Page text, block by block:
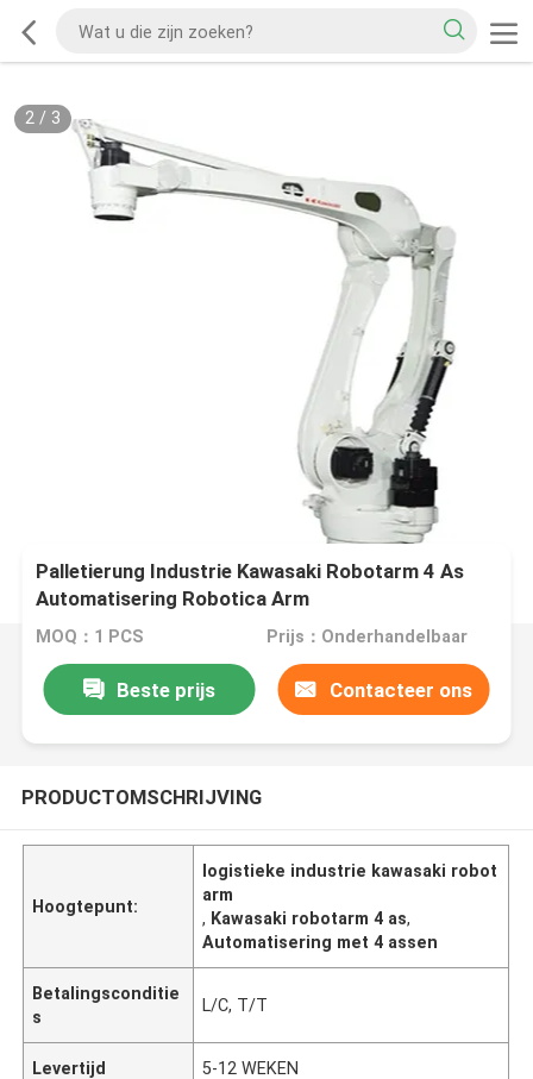
2/ 3
Palletierung Industrie Kawasaki Robotarm 4 As
Automatisering Robotica Arm
MOQ：1 PCS Prijs：Onderhandelbaar
Beste prijs Contacteer ons
PRODUCTOMSCHRIJVING
Hoogtepunt:
logistieke industrie kawasaki robot
arm
, Kawasaki robotarm 4 as,
Automatisering met 4 assen
Betalingsconditie
s
L/C, T/T
Levertijd 5-12 WEKEN